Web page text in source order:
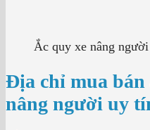
Ắc quy xe nâng
Địa chỉ mua bán
nâng người uy